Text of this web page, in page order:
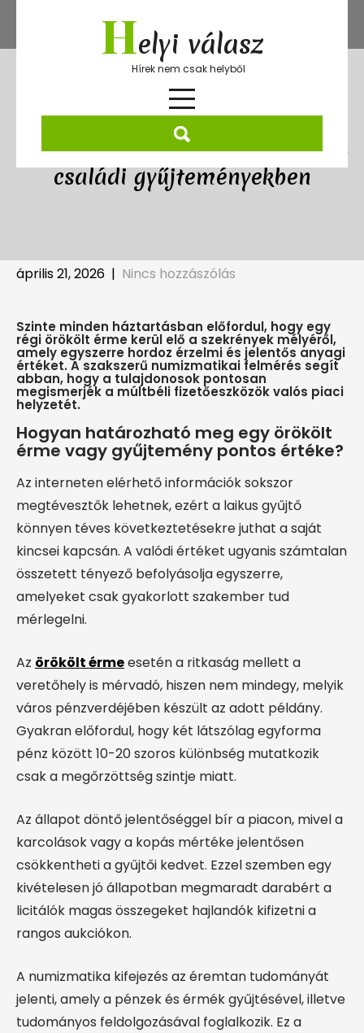
content
Helyi válasz
Hírek nem csak helyből
Örökölt érme és a múlt kincsei a
családi gyűjteményekben
április 21, 2026 | Nincs hozzászólás
Szinte minden háztartásban előfordul, hogy egy
régi örökölt érme kerül elő a szekrények mélyéről,
amely egyszerre hordoz érzelmi és jelentős anyagi
értéket. A szakszerű numizmatikai felmérés segít
abban, hogy a tulajdonosok pontosan
megismerjék a múltbéli fizetőeszközök valós piaci
helyzetét.
Hogyan határozható meg egy örökölt
érme vagy gyűjtemény pontos értéke?
Az interneten elérhető információk sokszor
megtévesztők lehetnek, ezért a laikus gyűjtő
könnyen téves következtetésekre juthat a saját
kincsei kapcsán. A valódi értéket ugyanis számtalan
összetett tényező befolyásolja egyszerre,
amelyeket csak gyakorlott szakember tud
mérlegelni.
Az örökölt érmeesetén a ritkaság mellett a
veretőhely is mérvadó, hiszen nem mindegy, melyik
város pénzverdéjében készült az adott példány.
Gyakran előfordul, hogy két látszólag egyforma
pénz között 10-20 szoros különbség mutatkozik
csak a megőrzöttség szintje miatt.
Az állapot döntő jelentőséggel bír a piacon, mivel a
karcolások vagy a kopás mértéke jelentősen
csökkentheti a gyűjtői kedvet. Ezzel szemben egy
kivételesen jó állapotban megmaradt darabért a
licitálók magas összegeket hajlandók kifizetni a
rangos aukciókon.
A numizmatika kifejezés az éremtan tudományát
jelenti, amely a pénzek és érmék gyűjtésével, illetve
tudományos feldolgozásával foglalkozik. Ez a